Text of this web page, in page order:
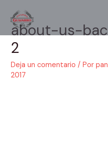
contenido
about-us-
2
Deja un comentario / Por
2017